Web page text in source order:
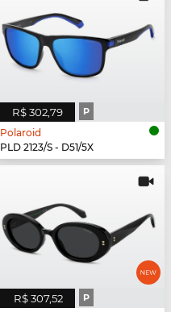
R$ 302,79 P
Polaroid
PLD 2123/S - D51/5X
R$ 307,52 P